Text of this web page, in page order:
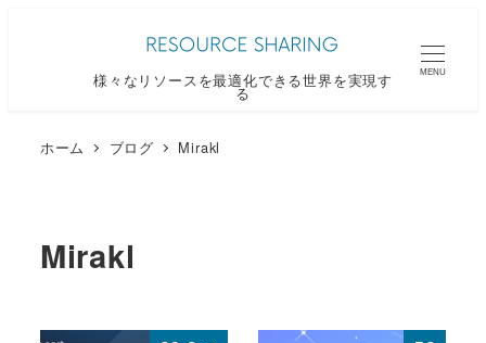
様々なリソースを最適化できる世界を実現す
る
MENU
ホーム ブログ Mirakl
Mirakl